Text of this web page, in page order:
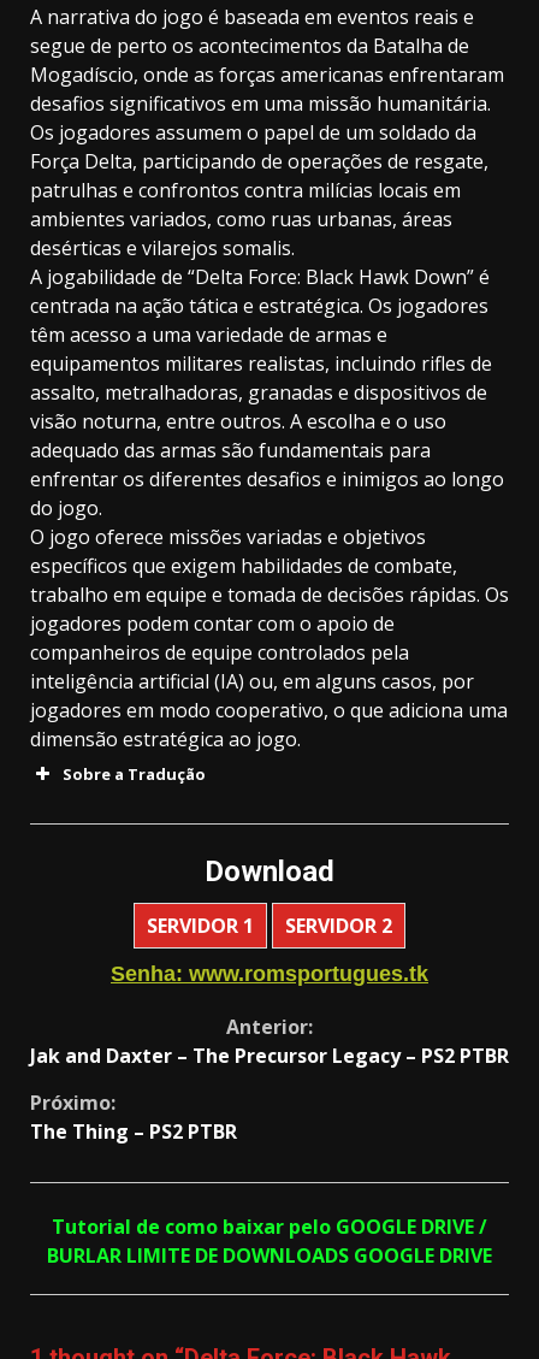
A narrativa do jogo é baseada em eventos reais e
segue de perto os acontecimentos da Batalha de
Mogadíscio, onde as forças americanas enfrentaram
desafios significativos em uma missão humanitária.
Os jogadores assumem o papel de um soldado da
Força Delta, participando de operações de resgate,
patrulhas e confrontos contra milícias locais em
ambientes variados, como ruas urbanas, áreas
desérticas e vilarejos somalis.
A jogabilidade de “Delta Force: Black Hawk Down” é
centrada na ação tática e estratégica. Os jogadores
têm acesso a uma variedade de armas e
equipamentos militares realistas, incluindo rifles de
assalto, metralhadoras, granadas e dispositivos de
visão noturna, entre outros. A escolha e o uso
adequado das armas são fundamentais para
enfrentar os diferentes desafios e inimigos ao longo
do jogo.
O jogo oferece missões variadas e objetivos
específicos que exigem habilidades de combate,
trabalho em equipe e tomada de decisões rápidas. Os
jogadores podem contar com o apoio de
companheiros de equipe controlados pela
inteligência artificial (IA) ou, em alguns casos, por
jogadores em modo cooperativo, o que adiciona uma
dimensão estratégica ao jogo.
Sobre a Tradução
Download
SERVIDOR 1 SERVIDOR 2
Senha: www.romsportugues.tk
Reading
Anterior:
Jak and Daxter – The Precursor Legacy – PS2 PTBR
Próximo:
The Thing – PS2 PTBR
Tutorial de como baixar pelo GOOGLE DRIVE /
BURLAR LIMITE DE DOWNLOADS GOOGLE DRIVE